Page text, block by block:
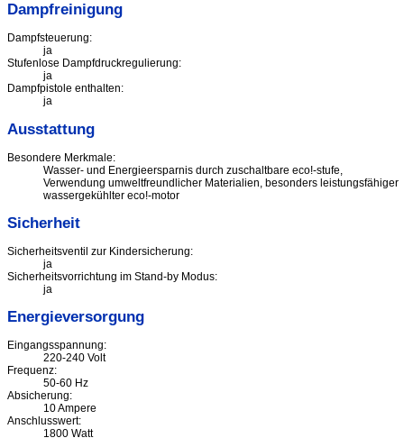
Dampfreinigung
Dampfsteuerung:
ja
Stufenlose Dampfdruckregulierung:
ja
Dampfpistole enthalten:
ja
Ausstattung
Besondere Merkmale:
Wasser- und Energieersparnis durch zuschaltbare eco!-stufe,
Verwendung umweltfreundlicher Materialien, besonders leistungsfähiger
wassergekühlter eco!-motor
Sicherheit
Sicherheitsventil zur Kindersicherung:
ja
Sicherheitsvorrichtung im Stand-by Modus:
ja
Energieversorgung
Eingangsspannung:
220-240 Volt
Frequenz:
50-60 Hz
Absicherung:
10 Ampere
Anschlusswert:
1800 Watt